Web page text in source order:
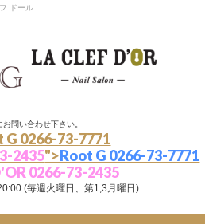
ドール
お問い合わせ下さい。
G 0266-73-7771
2435">Root G 0266-73-7771
0266-73-2435
(毎週火曜日、第1,3月曜日)